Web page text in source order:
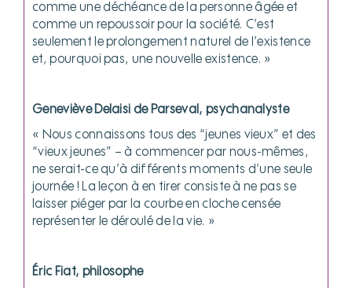
comme une déchéance de la personne âgée et
comme un repoussoir pour la société. C’est
seulement le prolongement naturel de l’existence
et, pourquoi pas, une nouvelle existence. »
Geneviève Delaisi de Parseval, psychanalyste
« Nous connaissons tous des “jeunes vieux” et des
“vieux jeunes” – à commencer par nous-mêmes,
ne serait-ce qu’à différents moments d’une seule
journée ! La leçon à en tirer consiste à ne pas se
laisser piéger par la courbe en cloche censée
représenter le déroulé de la vie. »
Éric Fiat, philosophe